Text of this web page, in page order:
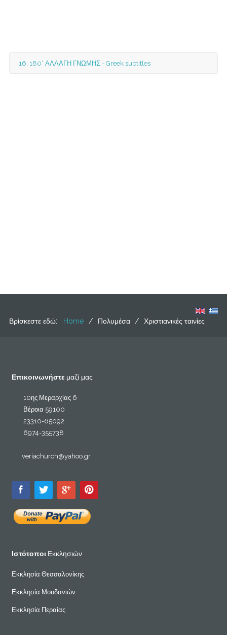
16. 180° ΑΛΛΑΓΗ ΓΝΩΜΗΣ - Greek subtitles
Βρίσκεστε εδώ: Home / Πολυμέσα / Χριστιανικές ταινίες
Επικοινωνήστε μαζί μας
10ης Μεραρχίας 6
Βέροια 59100
23310-65092
6974-355738
veriachurch@yahoo.gr
Ιστότοποι Εκκλησιών
Εκκλησία Θεσσαλονίκης
Εκκλησία Μουδανιών
Εκκλησία Περαίας